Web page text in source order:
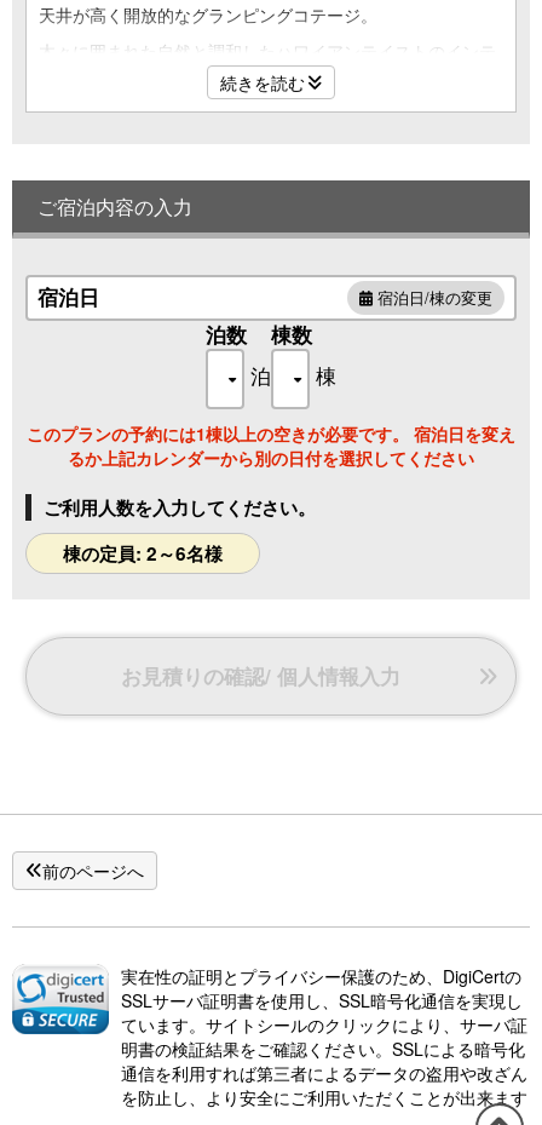
天井が高く開放的なグランピングコテージ。
木々に囲まれた自然と調和したハワイアンテイストのインテ
まるで海外に来たかのような非日常空間で、特別な時間をお
■定員：2名～6名
推奨定員は4名です。5名～6名でご利用の場合は、リビン
ます。
続きを読む
ご宿泊内容の入力
宿泊日 宿泊日/棟の変更
泊数
泊
棟数
棟
このプランの予約には1棟以上の空きが必要です。 宿泊日を変え
るか上記カレンダーから別の日付を選択してください
ご利用人数を入力してください。
棟の定員: 2～6名様
お見積りの確認/ 個人情報入力
前のページへ
実在性の証明とプライバシー保護のため、DigiCertの
SSLサーバ証明書を使用し、SSL暗号化通信を実現し
ています。サイトシールのクリックにより、サーバ証
明書の検証結果をご確認ください。SSLによる暗号化
通信を利用すれば第三者によるデータの盗用や改ざん
を防止し、より安全にご利用いただくことが出来ます